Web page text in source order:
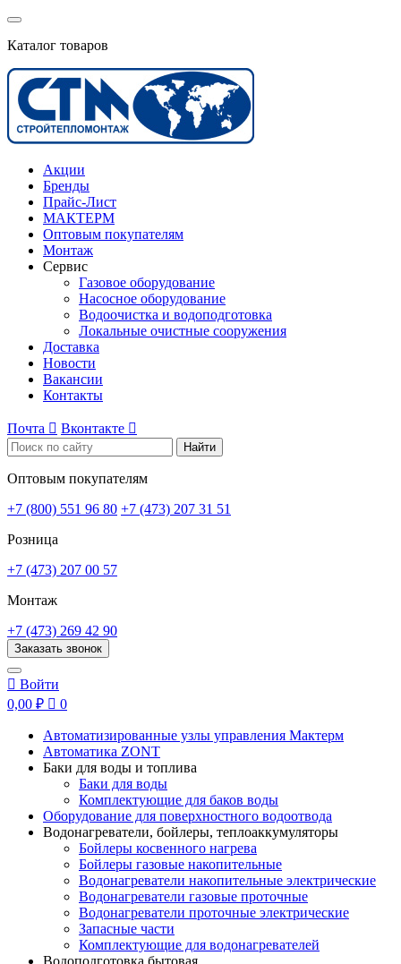
Каталог товаров
Акции
Бренды
Прайс-Лист
МАКТЕРМ
Оптовым покупателям
Монтаж
Сервис
Газовое оборудование
Насосное оборудование
Водоочистка и водоподготовка
Локальные очистные сооружения
Доставка
Новости
Вакансии
Контакты
Почта  Вконтакте 
Найти
Оптовым покупателям
+7 (800) 551 96 80 +7 (473) 207 31 51
Розница
+7 (473) 207 00 57
Монтаж
+7 (473) 269 42 90
Заказать звонок
 Войти
0,00 ₽  0
Автоматизированные узлы управления Мактерм
Автоматика ZONT
Баки для воды и топлива
Баки для воды
Комплектующие для баков воды
Оборудование для поверхностного водоотвода
Водонагреватели, бойлеры, теплоаккумуляторы
Бойлеры косвенного нагрева
Бойлеры газовые накопительные
Водонагреватели накопительные электрические
Водонагреватели газовые проточные
Водонагреватели проточные электрические
Запасные части
Комплектующие для водонагревателей
Водоподготовка бытовая